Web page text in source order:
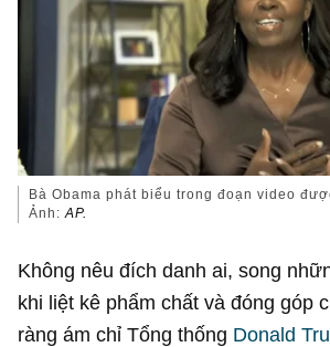
Bà Obama phát biểu trong đoạn video
Ảnh: AP.
Không nêu đích danh ai, song
khi liệt kê phẩm chất và đóng góp
ràng ám chỉ Tổng thống Donald